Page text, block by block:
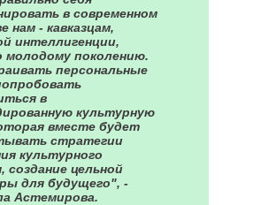
в современном
нам - кавказцам,
интеллигенции,
молодому поколению.
персональные
в
культурную
вместе будет
стратегии
культурного
создание цельной
для будущего", -
Астемирова.